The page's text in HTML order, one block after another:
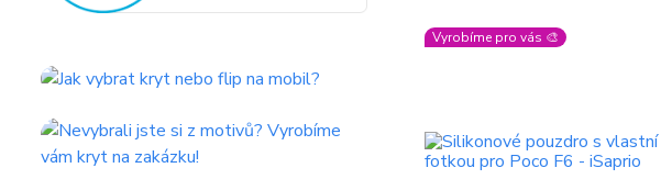
Vyrobíme pro vás 🎨